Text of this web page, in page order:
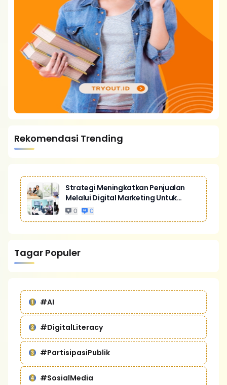
Rekomendasi Trending
Strategi Meningkatkan Penjualan
Melalui Digital Marketing Untuk
Bisnis Yang Lebih Kompetitif
0 0
Tagar Populer
#AI
#DigitalLiteracy
#PartisipasiPublik
#SosialMedia